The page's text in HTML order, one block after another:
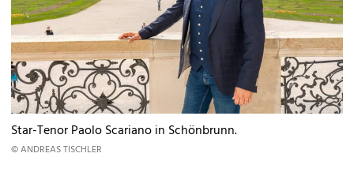
Star-Tenor Paolo Scariano in Schönbrunn.
© ANDREAS TISCHLER